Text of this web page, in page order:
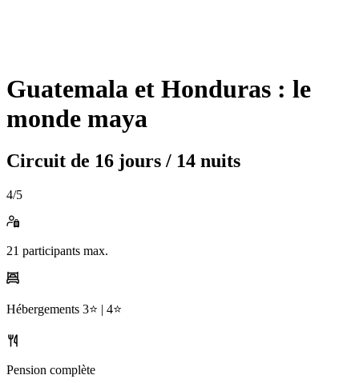
Guatemala et Honduras : le
monde maya
Circuit de 16 jours / 14 nuits
4/5
21 participants max.
Hébergements 3⭐️ | 4⭐️
Pension complète